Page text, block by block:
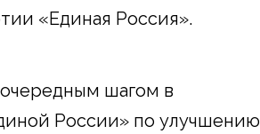
«Единая Россия».
шагом в
России» по улучшению